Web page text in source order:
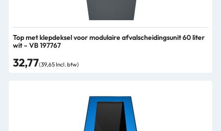
Top met klepdeksel voor modulaire afvalscheidingsunit 60 liter
wit – VB 197767
32,77(39,65 Incl. btw)